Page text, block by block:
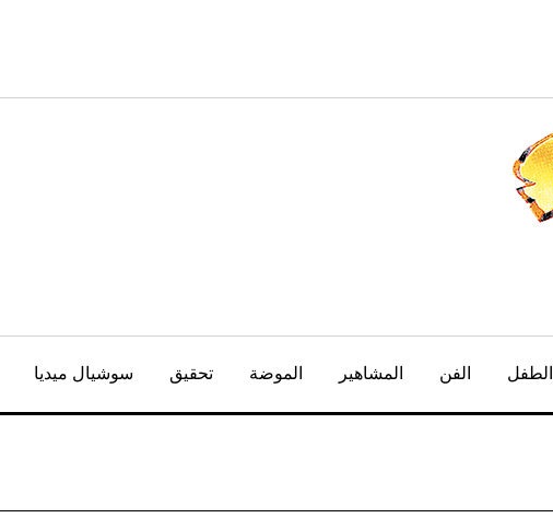
الطفل الفن المشاهير الموضة تحقيق سوشيال ميديا